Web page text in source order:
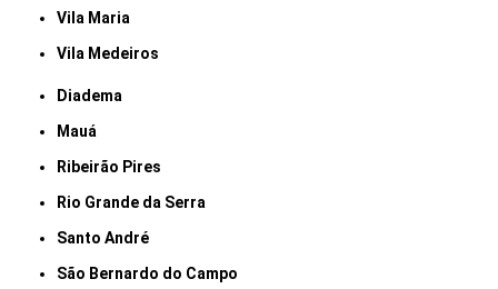
Vila Maria
Vila Medeiros
Diadema
Mauá
Ribeirão Pires
Rio Grande da Serra
Santo André
São Bernardo do Campo